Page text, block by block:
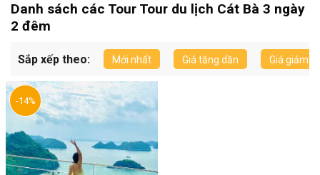
Danh sách các Tour Tour du lịch Cát Bà 3 ngày
2 đêm
Sắp xếp theo: Mới nhất Giá tăng dần Giá giảm
-14%